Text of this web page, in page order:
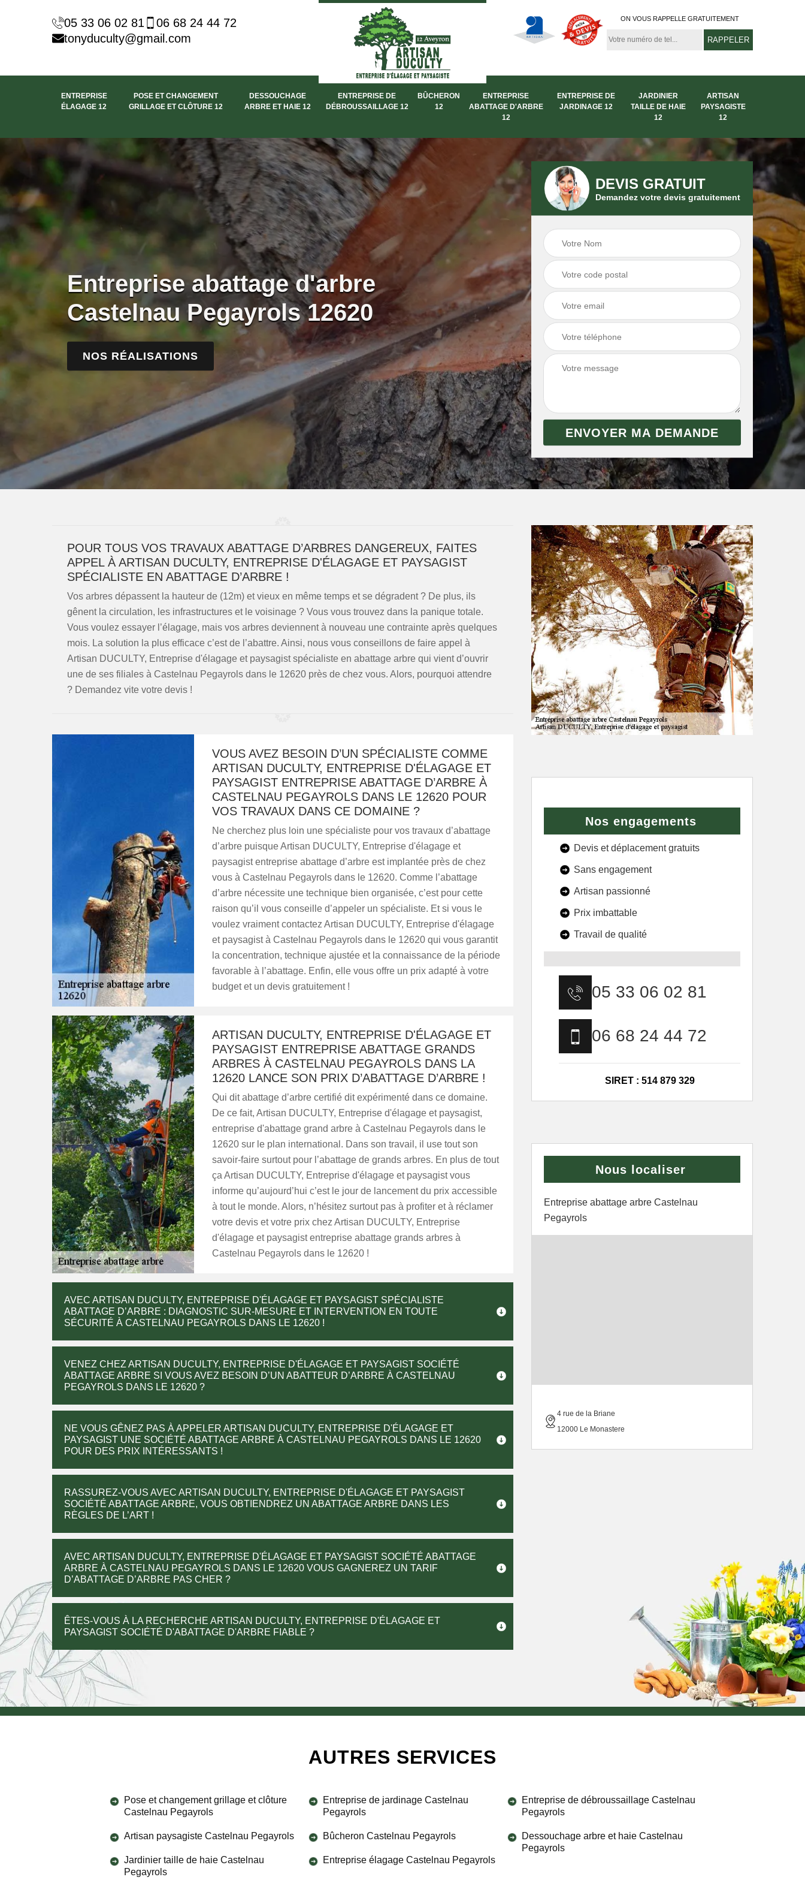
05 33 06 02 81
06 68 24 44 72
tonyduculty@gmail.com
ON VOUS RAPPELLE GRATUITEMENT
ENTREPRISE
ÉLAGAGE 12
POSE ET CHANGEMENT
GRILLAGE ET CLÔTURE 12
DESSOUCHAGE
ARBRE ET HAIE 12
ENTREPRISE DE
DÉBROUSSAILLAGE 12
BÛCHERON
12
ENTREPRISE
ABATTAGE D'ARBRE
12
ENTREPRISE DE
JARDINAGE 12
JARDINIER
TAILLE DE HAIE
12
ARTISAN
PAYSAGISTE
12
Entreprise abattage d'arbre
Castelnau Pegayrols 12620
NOS RÉALISATIONS
DEVIS GRATUIT
Demandez votre devis gratuitement
POUR TOUS VOS TRAVAUX ABATTAGE D’ARBRES DANGEREUX, FAITES
APPEL À ARTISAN DUCULTY, ENTREPRISE D'ÉLAGAGE ET PAYSAGIST
SPÉCIALISTE EN ABATTAGE D’ARBRE !
Vos arbres dépassent la hauteur de (12m) et vieux en même temps et se dégradent ? De plus, ils
gênent la circulation, les infrastructures et le voisinage ? Vous vous trouvez dans la panique totale.
Vous voulez essayer l’élagage, mais vos arbres deviennent à nouveau une contrainte après quelques
mois. La solution la plus efficace c’est de l’abattre. Ainsi, nous vous conseillons de faire appel à
Artisan DUCULTY, Entreprise d'élagage et paysagist spécialiste en abattage arbre qui vient d’ouvrir
une de ses filiales à Castelnau Pegayrols dans le 12620 près de chez vous. Alors, pourquoi attendre
? Demandez vite votre devis !
VOUS AVEZ BESOIN D’UN SPÉCIALISTE COMME
ARTISAN DUCULTY, ENTREPRISE D'ÉLAGAGE ET
PAYSAGIST ENTREPRISE ABATTAGE D’ARBRE À
CASTELNAU PEGAYROLS DANS LE 12620 POUR
VOS TRAVAUX DANS CE DOMAINE ?
Ne cherchez plus loin une spécialiste pour vos travaux d’abattage
d’arbre puisque Artisan DUCULTY, Entreprise d'élagage et
paysagist entreprise abattage d’arbre est implantée près de chez
vous à Castelnau Pegayrols dans le 12620. Comme l’abattage
d’arbre nécessite une technique bien organisée, c’est pour cette
raison qu’il vous conseille d’appeler un spécialiste. Et si vous le
voulez vraiment contactez Artisan DUCULTY, Entreprise d'élagage
et paysagist à Castelnau Pegayrols dans le 12620 qui vous garantit
la concentration, technique ajustée et la connaissance de la période
favorable à l’abattage. Enfin, elle vous offre un prix adapté à votre
budget et un devis gratuitement !
ARTISAN DUCULTY, ENTREPRISE D'ÉLAGAGE ET
PAYSAGIST ENTREPRISE ABATTAGE GRANDS
ARBRES À CASTELNAU PEGAYROLS DANS LA
12620 LANCE SON PRIX D’ABATTAGE D’ARBRE !
Qui dit abattage d’arbre certifié dit expérimenté dans ce domaine.
De ce fait, Artisan DUCULTY, Entreprise d'élagage et paysagist,
entreprise d'abattage grand arbre à Castelnau Pegayrols dans le
12620 sur le plan international. Dans son travail, il use tout son
savoir-faire surtout pour l’abattage de grands arbres. En plus de tout
ça Artisan DUCULTY, Entreprise d'élagage et paysagist vous
informe qu’aujourd’hui c’est le jour de lancement du prix accessible
à tout le monde. Alors, n’hésitez surtout pas à profiter et à réclamer
votre devis et votre prix chez Artisan DUCULTY, Entreprise
d'élagage et paysagist entreprise abattage grands arbres à
Castelnau Pegayrols dans le 12620 !
AVEC ARTISAN DUCULTY, ENTREPRISE D'ÉLAGAGE ET PAYSAGIST SPÉCIALISTE
ABATTAGE D’ARBRE : DIAGNOSTIC SUR-MESURE ET INTERVENTION EN TOUTE
SÉCURITÉ À CASTELNAU PEGAYROLS DANS LE 12620 !
VENEZ CHEZ ARTISAN DUCULTY, ENTREPRISE D'ÉLAGAGE ET PAYSAGIST SOCIÉTÉ
ABATTAGE ARBRE SI VOUS AVEZ BESOIN D’UN ABATTEUR D’ARBRE À CASTELNAU
PEGAYROLS DANS LE 12620 ?
NE VOUS GÊNEZ PAS À APPELER ARTISAN DUCULTY, ENTREPRISE D'ÉLAGAGE ET
PAYSAGIST UNE SOCIÉTÉ ABATTAGE ARBRE À CASTELNAU PEGAYROLS DANS LE 12620
POUR DES PRIX INTÉRESSANTS !
RASSUREZ-VOUS AVEC ARTISAN DUCULTY, ENTREPRISE D'ÉLAGAGE ET PAYSAGIST
SOCIÉTÉ ABATTAGE ARBRE, VOUS OBTIENDREZ UN ABATTAGE ARBRE DANS LES
RÈGLES DE L’ART !
AVEC ARTISAN DUCULTY, ENTREPRISE D'ÉLAGAGE ET PAYSAGIST SOCIÉTÉ ABATTAGE
ARBRE À CASTELNAU PEGAYROLS DANS LE 12620 VOUS GAGNEREZ UN TARIF
D’ABATTAGE D’ARBRE PAS CHER ?
ÊTES-VOUS À LA RECHERCHE ARTISAN DUCULTY, ENTREPRISE D'ÉLAGAGE ET
PAYSAGIST SOCIÉTÉ D'ABATTAGE D'ARBRE FIABLE ?
Nos engagements
Devis et déplacement gratuits
Sans engagement
Artisan passionné
Prix imbattable
Travail de qualité
05 33 06 02 81
06 68 24 44 72
SIRET : 514 879 329
Nous localiser
Entreprise abattage arbre Castelnau
Pegayrols
4 rue de la Briane
12000 Le Monastere
AUTRES SERVICES
Pose et changement grillage et clôture
Castelnau Pegayrols
Artisan paysagiste Castelnau Pegayrols
Jardinier taille de haie Castelnau
Pegayrols
Entreprise de jardinage Castelnau
Pegayrols
Bûcheron Castelnau Pegayrols
Entreprise élagage Castelnau Pegayrols
Entreprise de débroussaillage Castelnau
Pegayrols
Dessouchage arbre et haie Castelnau
Pegayrols